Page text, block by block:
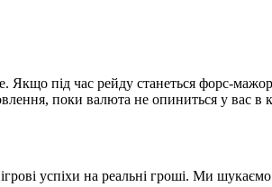
під час рейду станеться форс-
поки валюта не опиниться у вас в
успіхи на реальні гроші. Ми